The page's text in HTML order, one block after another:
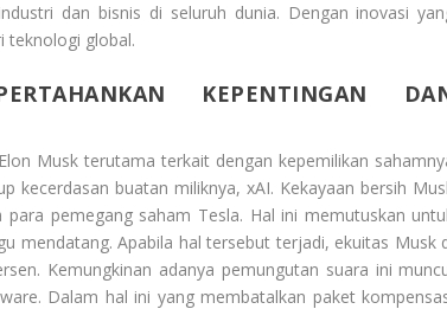
dan bisnis di seluruh dunia. Dengan inovasi
teknologi global.
KEPENTINGAN
Musk terutama terkait dengan kepemilikan
kecerdasan buatan miliknya, xAI. Kekayaan bersih
pemegang saham Tesla. Hal ini memutuskan
mendatang. Apabila hal tersebut terjadi, ekuitas Musk
Kemungkinan adanya pemungutan suara ini
Dalam hal ini yang membatalkan paket